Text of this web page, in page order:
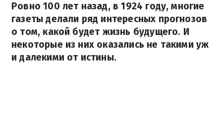
Ровно 100 лет назад, в 1924 году, многие
газеты делали ряд интересных прогнозов
о том, какой будет жизнь будущего. И
некоторые из них оказались не такими уж
и далекими от истины.